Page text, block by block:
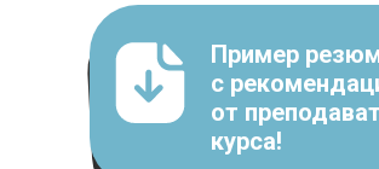
Пример
с
от
курса!